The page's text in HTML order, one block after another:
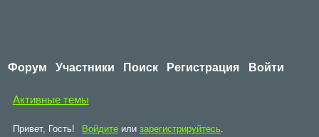
Форум Участники Поиск Регистрация Войти
Активные темы
Привет, Гость! Войдитеили зарегистрируйтесь